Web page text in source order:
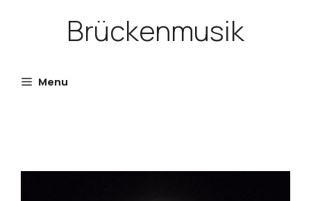
Brückenmusik
Menu